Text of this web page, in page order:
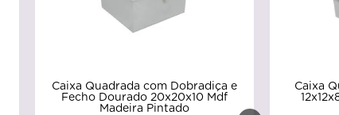
Caixa Quadrada com Dobradiça e
Fecho Dourado 20x20x10 Mdf
Madeira Pintado
Caixa